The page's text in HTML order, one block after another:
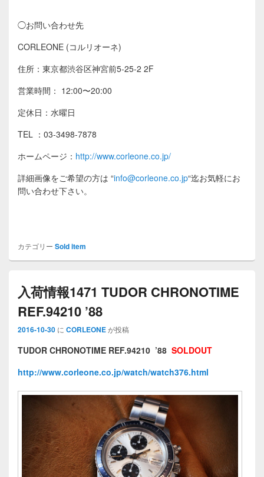
◯お問い合わせ先
CORLEONE (コルリオーネ)
住所：東京都渋谷区神宮前5-25-2 2F
営業時間： 12:00〜20:00
定休日：水曜日
TEL ：03-3498-7878
ホームページ： http://www.corleone.co.jp/
詳細画像をご希望の方は “info@corleone.co.jp“迄お気軽にお
問い合わせ下さい。
カテゴリー Sold item
入荷情報1471 TUDOR CHRONOTIME
REF.94210 ’88
2016-10-30 に CORLEONEが投稿
TUDOR CHRONOTIME REF.94210 ’88 SOLDOUT
http://www.corleone.co.jp/watch/watch376.html